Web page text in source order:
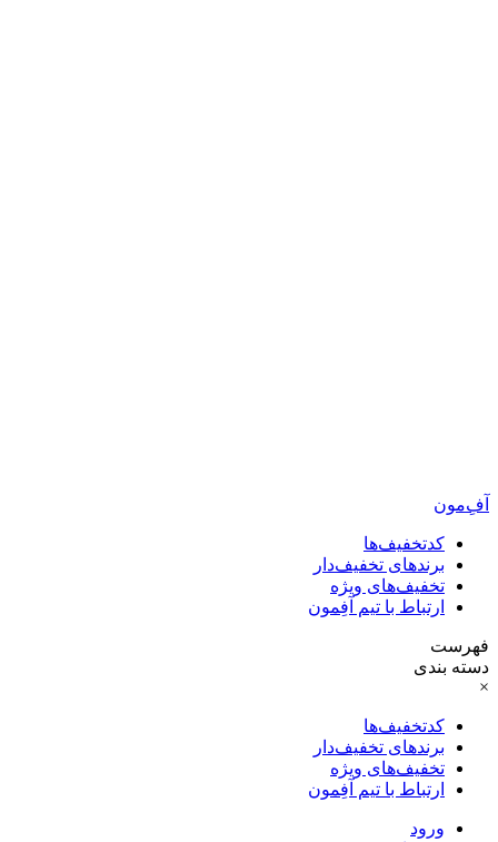
آفِ‌مون
کدتخفیف‌ها
برندهای تخفیف‌دار
تخفیف‌های ویژه
ارتباط با تیم آفِمون
فهرست
دسته بندی
×
کدتخفیف‌ها
برندهای تخفیف‌دار
تخفیف‌های ویژه
ارتباط با تیم آفِمون
ورود